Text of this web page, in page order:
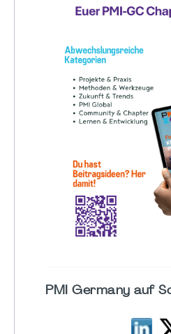
PMI Germany auf